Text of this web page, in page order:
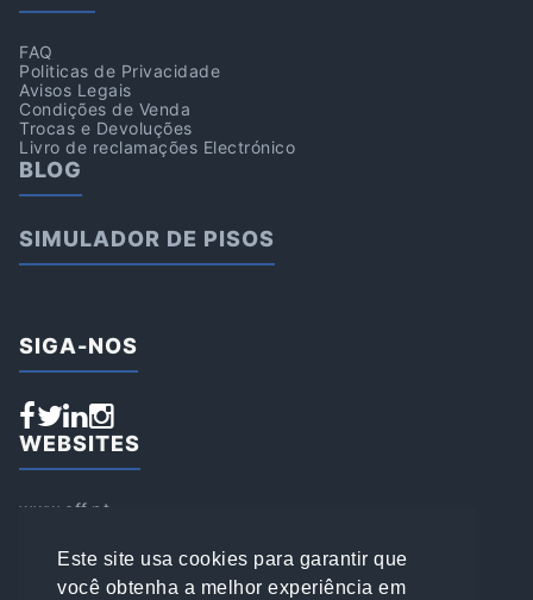
Este site usa cookies para garantir que
você obtenha a melhor experiência em
FAQ
Politicas de Privacidade
Avisos Legais
Condições de Venda
Trocas e Devoluções
Livro de reclamações Electrónico
BLOG
SIMULADOR DE PISOS
SIGA-NOS
WEBSITES
www.aff.pt
www.loja.affsports.pt
PESQUISAR